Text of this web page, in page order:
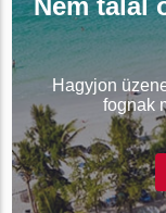
Nem talál
Hagyjon
fognak